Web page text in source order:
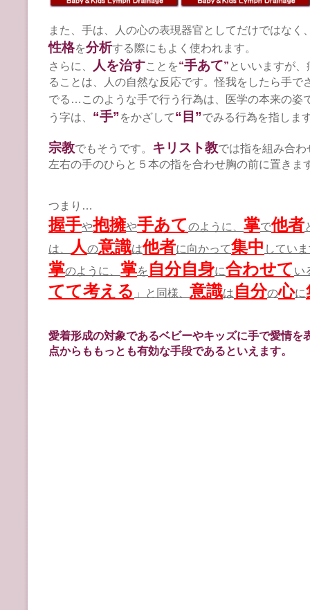
また、手は、人の心の表現器官としてだけではなく
性格を分析する際にもよく使われます。
さらに、
人を治すことを“手あて” といいますが
ることは、人の自然な反応です。怪我をしたら手で
でる…このような手で行う行為は、医学の本来の姿
う字は、 “手” をかざして“目”でみる行為を指しま
宗教でもそうです。 キリスト教では指を組み合
左右の手のひらと５本の指を合わせ胸の前に置きま
つまり…
握手や抱擁や手あてのように、 掌で他者
は、
人の意識は他者に向かって集中 してい
掌のように、 掌を 自分自身に合わせて い
てて考える 」と同様、 意識は 自分の心に
愛着形成の対象であるベビーやキッズに手で愛情を
点からももっとも有効な手段であるといえます。